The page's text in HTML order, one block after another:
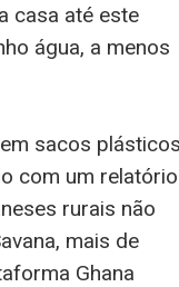
casa até este
água, a menos
sacos
com um relatório
rurais não
mais de
Ghana